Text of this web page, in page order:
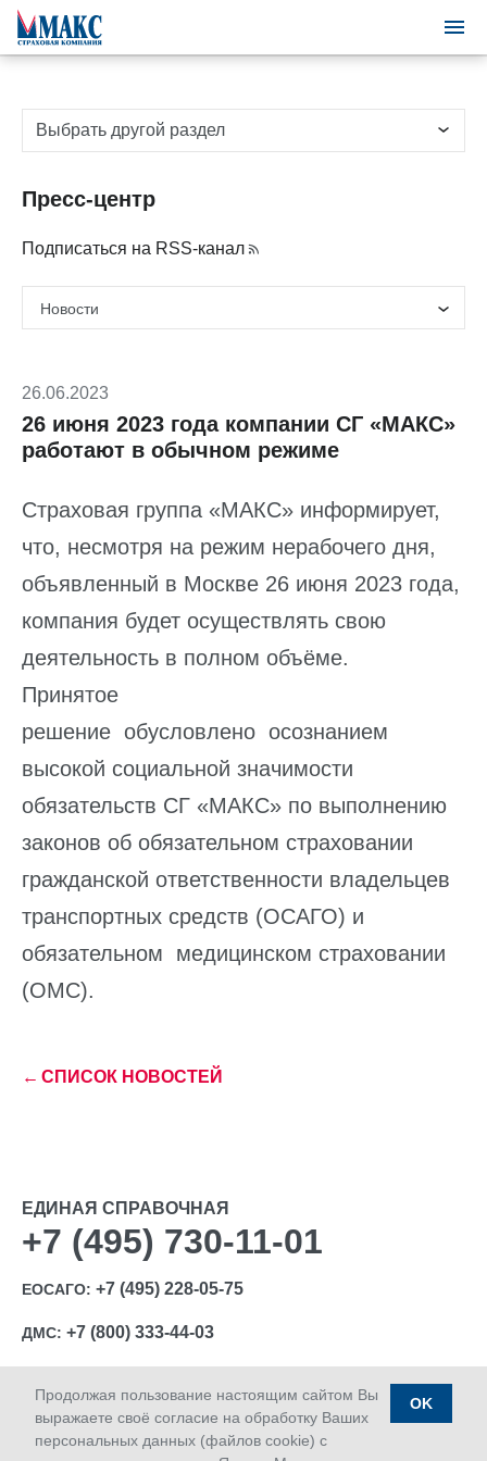
Пресс-центр
Подписаться на RSS-канал
26.06.2023
26 июня 2023 года компании СГ «МАКС»
работают в обычном режиме
Страховая группа «МАКС» информирует,
что, несмотря на режим нерабочего дня,
объявленный в Москве 26 июня 2023 года,
компания будет осуществлять свою
деятельность в полном объёме.
Принятое
решение обусловлено осознанием
высокой социальной значимости
обязательств СГ «МАКС» по выполнению
законов об обязательном страховании
гражданской ответственности владельцев
транспортных средств (ОСАГО) и
обязательном медицинском страховании
(ОМС).
← СПИСОК НОВОСТЕЙ
Выбрать другой раздел
Продолжая пользование настоящим сайтом Вы
выражаете своё согласие на обработку Ваших
персональных данных (файлов cookie) с
OK
ЕДИНАЯ СПРАВОЧНАЯ
+7 (495) 730-11-01
ЕОСАГО: +7 (495) 228-05-75
ДМС: +7 (800) 333-44-03